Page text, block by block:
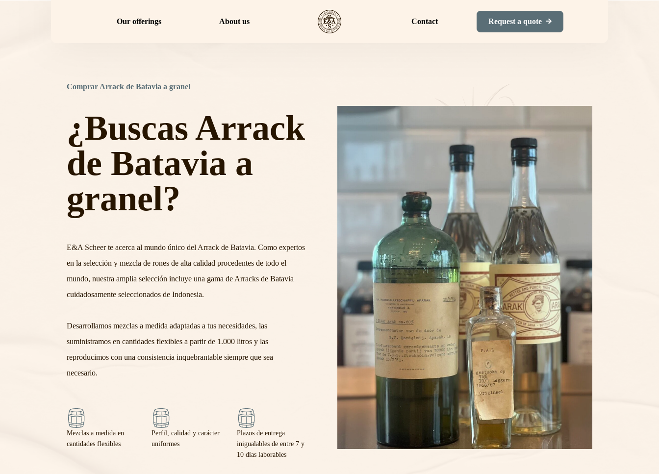
Our offerings About us Contact Request a quote
Comprar Arrack de Batavia a granel
¿Buscas Arrack
de Batavia a
granel?
E&A Scheer te acerca al mundo único del Arrack de Batavia. Como expertos
en la selección y mezcla de rones de alta calidad procedentes de todo el
mundo, nuestra amplia selección incluye una gama de Arracks de Batavia
cuidadosamente seleccionados de Indonesia.
Desarrollamos mezclas a medida adaptadas a tus necesidades, las
suministramos en cantidades flexibles a partir de 1.000 litros y las
reproducimos con una consistencia inquebrantable siempre que sea
necesario.
Mezclas a medida en
cantidades flexibles
Perfil, calidad y carácter
uniformes
Plazos de entrega
inigualables de entre 7 y
10 días laborables